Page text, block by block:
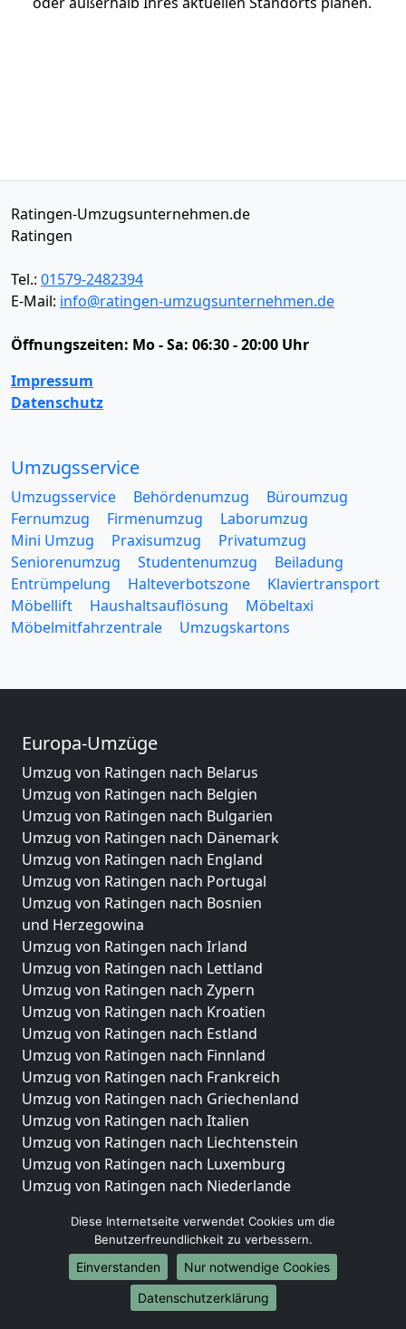
Ratingen-Umzugsunternehmen.de
Ratingen
Tel.: 01579-2482394
E-Mail: info@ratingen-umzugsunternehmen.de
Öffnungszeiten: Mo - Sa: 06:30 - 20:00 Uhr
Impressum
Datenschutz
Umzugsservice
Umzugsservice Behördenumzug
Büroumzug
Fernumzug
Firmenumzug
Laborumzug
Mini Umzug
Praxisumzug
Privatumzug
Seniorenumzug
Studentenumzug
Beiladung
Entrümpelung
Halteverbotszone
Klaviertransport
Möbellift
Haushaltsauflösung
Möbeltaxi
Möbelmitfahrzentrale
Umzugskartons
Europa-Umzüge
Umzug von Ratingen nach Belarus
Umzug von Ratingen nach Belgien
Umzug von Ratingen nach Bulgarien
Umzug von Ratingen nach Dänemark
Umzug von Ratingen nach England
Umzug von Ratingen nach Portugal
Umzug von Ratingen nach Bosnien
und Herzegowina
Umzug von Ratingen nach Irland
Umzug von Ratingen nach Lettland
Umzug von Ratingen nach Zypern
Umzug von Ratingen nach Kroatien
Umzug von Ratingen nach Estland
Umzug von Ratingen nach Finnland
Umzug von Ratingen nach Frankreich
Umzug von Ratingen nach Griechenland
Umzug von Ratingen nach Italien
Umzug von Ratingen nach Liechtenstein
Umzug von Ratingen nach Luxemburg
Umzug von Ratingen nach Niederlande
Umzüge-Deutschlandweit
Umzug von Ratingen nach Berlin
Umzug von Ratingen nach Hamburg
Umzug von Ratingen nach München
Diese Internetseite verwendet Cookies um die
Benutzerfreundlichkeit zu verbessern.
Einverstanden
Nur notwendige Cookies
Datenschutzerklärung